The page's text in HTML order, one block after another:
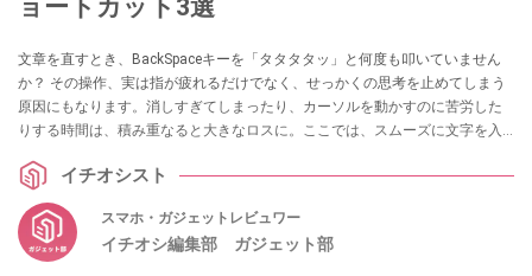
ョートカット3選
文章を直すとき、BackSpaceキーを「タタタタッ」と何度も叩いていません
か？ その操作、実は指が疲れるだけでなく、せっかくの思考を止めてしまう
原因にもなります。消しすぎてしまったり、カーソルを動かすのに苦労した
りする時間は、積み重なると大きなロスに。ここでは、スムーズに文字を入
ットをご紹介します。（Word for Windows 用の場合）
イチオシスト
スマホ・ガジェットレビュワー
イチオシ編集部 ガジェット部